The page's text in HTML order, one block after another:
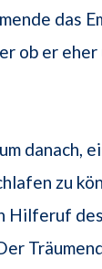
das
ob er
danach,
zu
Hilferuf des